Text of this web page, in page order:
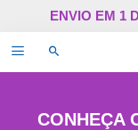
ENVIO EM 1
Alternar
CONHEÇA